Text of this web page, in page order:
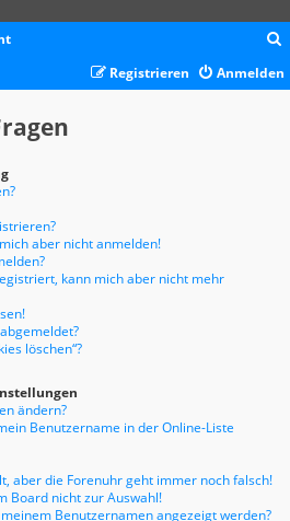
c
Anmelden
Registrieren
aber nicht anmelden!
kann mich aber nicht mehr
löschen“?
ändern?
Benutzername in der Online-Liste
aber die Forenuhr geht immer noch falsch!
Board nicht zur Auswahl!
Benutzernamen angezeigt werden?